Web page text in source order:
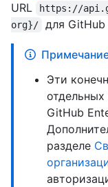
URL
https://
org}/
для GitHub
Эти
GitHub
разделе